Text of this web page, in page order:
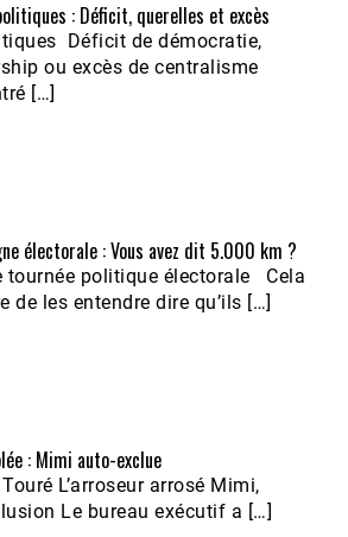
: Déficit, querelles et excès
Déficit de démocratie,
ou excès de centralisme
[…]
électorale : Vous avez dit 5.000 km ?
tournée politique électorale Cela
de les entendre dire qu’ils […]
: Mimi auto-exclue
L’arroseur arrosé Mimi,
Le bureau exécutif a […]